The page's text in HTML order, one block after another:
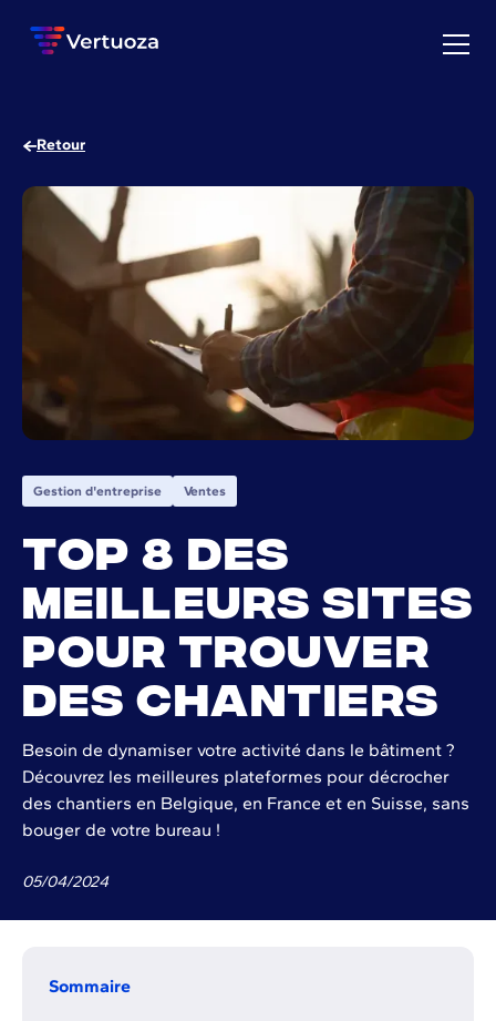
Retour
Gestion d'entreprise Ventes
Top 8 des
meilleurs sites
pour trouver
des chantiers
Besoin de dynamiser votre activité dans le bâtiment ?
Découvrez les meilleures plateformes pour décrocher
des chantiers en Belgique, en France et en Suisse, sans
bouger de votre bureau !
05/04/2024
Sommaire